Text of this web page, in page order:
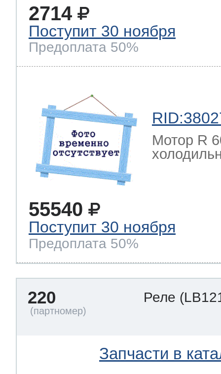
2714
Поступит 30 ноября
Предоплата 50%
Мотор R
55540
Поступит 30 ноября
Предоплата 50%
220 Реле
Запчасти в